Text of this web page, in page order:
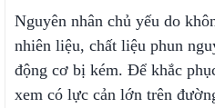
Nguyên nhân chủ yếu do
nhiên liệu, chất liệu phun
động cơ bị kém. Để khắc
xem có lực cản lớn trên